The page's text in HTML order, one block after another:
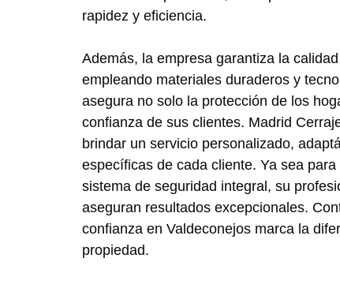
rapidez y eficiencia.
Además, la empresa garantiza la
empleando materiales duraderos y
asegura no solo la protección de los
confianza de sus clientes. Madrid
brindar un servicio personalizado,
específicas de cada cliente. Ya sea
sistema de seguridad integral, su
aseguran resultados excepcionales.
confianza en Valdeconejos marca la
propiedad.